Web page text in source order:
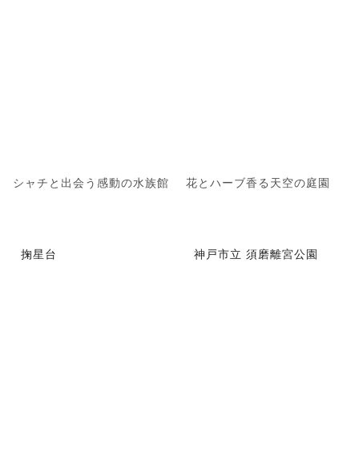
シャチと出会う感動の水族館 花とハーブ香る天空の庭園
掬星台 神戸市立 須磨離宮公園